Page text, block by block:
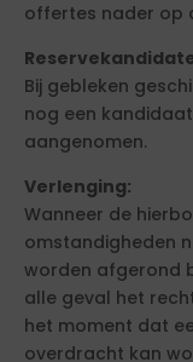
offertes nader op
Bij gebleken
nog een
aangenomen.
Verlenging:
Wanneer de
omstandigheden
worden afgerond
alle geval het
het moment dat
overdracht kan